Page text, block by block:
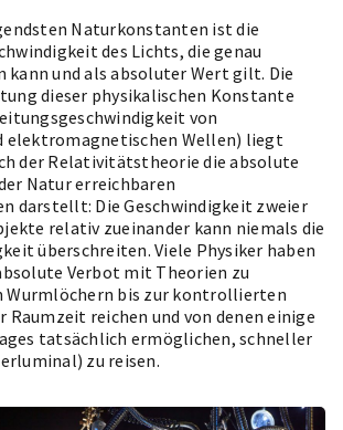
Naturkonstanten ist die
des Lichts, die genau
kann und als absoluter Wert gilt. Die
dieser physikalischen Konstante
von
elektromagnetischen Wellen) liegt
der Relativitätstheorie die absolute
Natur erreichbaren
darstellt: Die Geschwindigkeit zweier
relativ zueinander kann niemals die
überschreiten. Viele Physiker haben
Verbot mit Theorien zu
Wurmlöchern bis zur kontrollierten
reichen und von denen einige
tatsächlich ermöglichen, schneller
zu reisen.